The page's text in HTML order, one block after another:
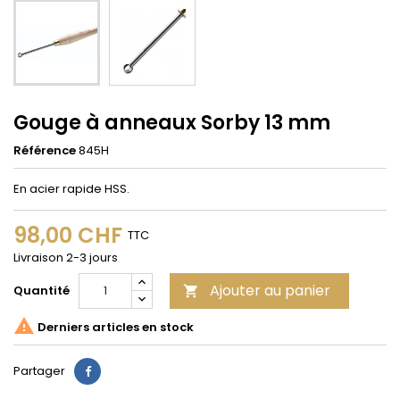
Gouge à anneaux Sorby 13 mm
Référence845H
En acier rapide HSS.
98,00 CHF TTC
Livraison 2-3 jours
Quantité
 Ajouter au panier
 Derniers articles en stock
Partager Partager